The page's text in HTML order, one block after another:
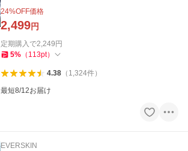
毛剤ではなく育毛剤
24%OFF価格
2,499円
定期購入で2,249 円
5% （ 113pt）
4.38（ 1,324件）
最短8/12お届け
EVERSKIN